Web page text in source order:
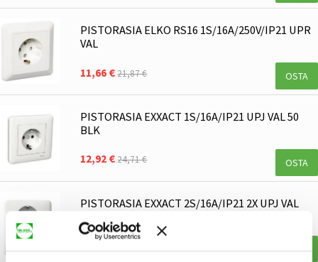
PISTORASIA ELKO RS16 1S/16A/250V/IP21 UPR
VAL
11,66 €21,87 € OSTA
PISTORASIA EXXACT 1S/16A/IP21 UPJ VAL 50
BLK
12,92 €24,71 € OSTA
PISTORASIA EXXACT 2S/16A/IP21 2X UPJ VAL
OSTA